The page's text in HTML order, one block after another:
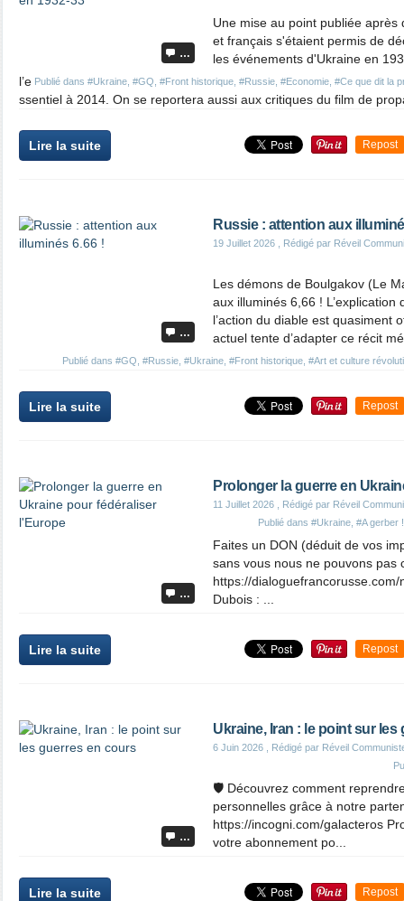
…
Publié dans #Ukraine #GQ #Front historique #Russie #Economie #Ce que dit la
Une mise au point publiée
et français s'étaient permis de
les événements d'Ukraine en
l’e
ssentiel à 2014. On se reportera aussi aux critiques du film de
Lire la suite Repost
…
Russie : attention aux
19 Juillet 2026 , Rédigé par Réveil
Publié dans #GQ #Russie #Ukraine #Front historique #Art et culture
Les démons de Boulgakov (Le
aux illuminés 6,66 !
l’action du diable est quasiment
actuel tente d’adapter ce récit
Lire la suite Repost
…
Prolonger la guerre en
11 Juillet 2026 , Rédigé par Réveil
Publié dans #Ukraine #A gerber !
Faites un DON (déduit de vos
sans vous nous ne pouvons pas
https://
Dubois : ...
Lire la suite Repost
…
Ukraine, Iran : le point sur
6 Juin 2026 , Rédigé par Réveil
🛡 Découvrez comment
personnelles grâce à notre
https://incogni.com/galacteros
votre abonnement po...
Lire la suite Repost